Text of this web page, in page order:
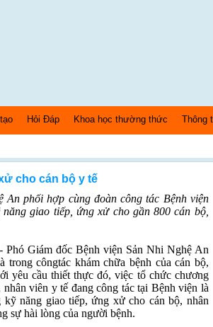
Hỏi Đáp Khoa học thường thức Thông
cho cán bộ y tế
An phối hợp cùng đoàn công tác Bệnh viện
giao tiếp, ứng xử cho gần 800 cán bộ,
Giám đốc Bệnh viện Sản Nhi Nghệ An
côngtác khám chữa bệnh của cán bộ,
yêu cầu thiết thực đó, việc tổ chức chương
viên y tế đang công tác tại Bệnh viện là
năng giao tiếp, ứng xử cho cán bộ, nhân
sự hài lòng của người bệnh.